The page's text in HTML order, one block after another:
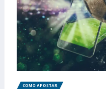
COMO APOSTAR